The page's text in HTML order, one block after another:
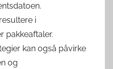
i
pakkeaftaler.
kan også påvirke
og